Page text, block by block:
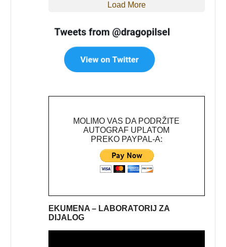
Load More
MOLIMO VAS DA PODRŽITE
AUTOGRAF UPLATOM
PREKO PAYPAL-A:
EKUMENA – LABORATORIJ ZA
DIJALOG